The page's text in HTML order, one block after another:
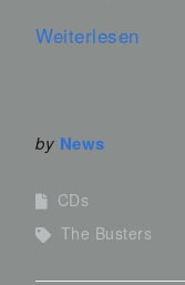
Weiterlesen
by News
CDs
The Busters